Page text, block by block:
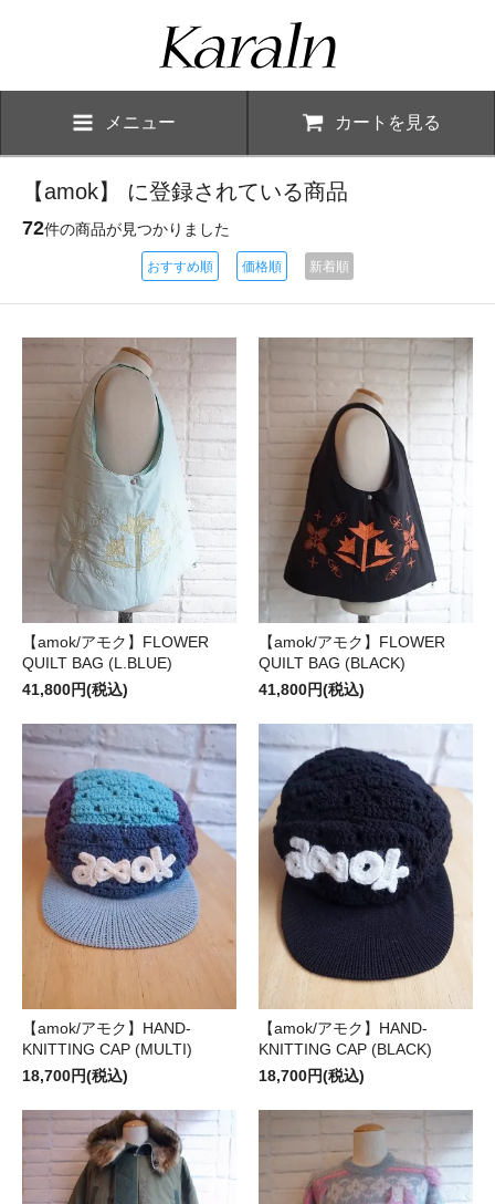
メニュー カートを見る
【amok】 に登録されている商品
72件の商品が見つかりました
おすすめ順 価格順 新着順
【amok/アモク】FLOWER
QUILT BAG (L.BLUE)
41,800円(税込)
【amok/アモク】FLOWER
QUILT BAG (BLACK)
41,800円(税込)
【amok/アモク】HAND-
KNITTING CAP (MULTI)
18,700円(税込)
【amok/アモク】HAND-
KNITTING CAP (BLACK)
18,700円(税込)